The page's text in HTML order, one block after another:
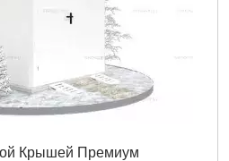
Крышей Премиум